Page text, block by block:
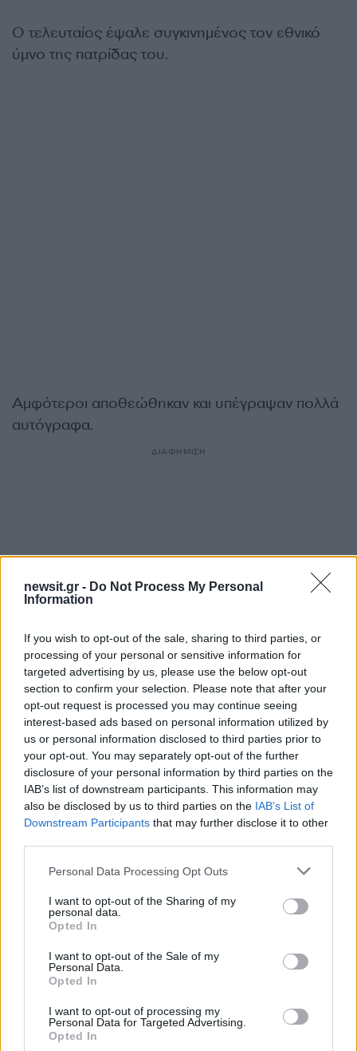
newsit.gr - Do Not Process My Personal
Information
If you wish to opt-out of the sale, sharing to third parties, or
processing of your personal or sensitive information for
targeted advertising by us, please use the below opt-out
section to confirm your selection. Please note that after your
opt-out request is processed you may continue seeing
interest-based ads based on personal information utilized by
us or personal information disclosed to third parties prior to
your opt-out. You may separately opt-out of the further
disclosure of your personal information by third parties on the
IAB’s list of downstream participants. This information may
also be disclosed by us to third parties on the IAB’s List of
Downstream Participants that may further disclose it to other
Please note that this website/app uses one or more Google
not limited to your visit or usage behaviour. You may click to
grant or deny consent to Google and its third-party tags to
use your data for below specified purposes in below Google
consent section.
Personal Data Processing Opt Outs
I want to opt-out of the Sharing of my
personal data.
Opted In
I want to opt-out of the Sale of my
Personal Data.
Opted In
I want to opt-out of processing my
Personal Data for Targeted Advertising.
Opted In
Ο τελευταίος έψαλε συγκινημένος τον εθνικό
ύμνο της πατρίδας του.
Αμφότεροι αποθεώθηκαν και υπέγραψαν πολλά
αυτόγραφα.
ΔΙΑΦΗΜΙΣΗ
Σχόλια
Αν τα χάσατε
Φωτιά στον Κουβαρά
για εκκένωση του Αγίου
Στυλιανού προς Καλύβια
Η Μαρία
αποχωρήσεις:
αντιληφθεί το